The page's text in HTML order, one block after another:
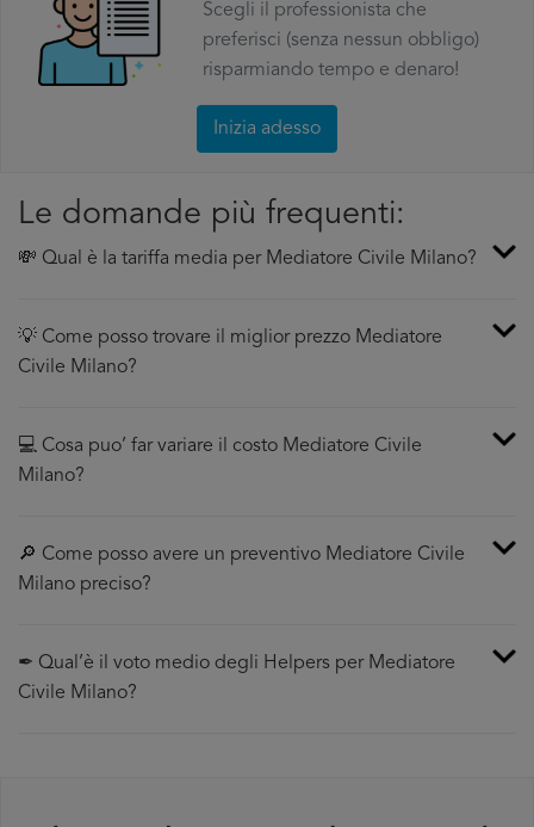
Scegli il professionista che
preferisci (senza nessun obbligo)
risparmiando tempo e denaro!
Inizia adesso
Le domande più frequenti:
💸 Qual è la tariffa media per Mediatore Civile Milano?
💡 Come posso trovare il miglior prezzo Mediatore
Civile Milano?
💻 Cosa puo’ far variare il costo Mediatore Civile
Milano?
🔎 Come posso avere un preventivo Mediatore Civile
Milano preciso?
✒ Qual’è il voto medio degli Helpers per Mediatore
Civile Milano?